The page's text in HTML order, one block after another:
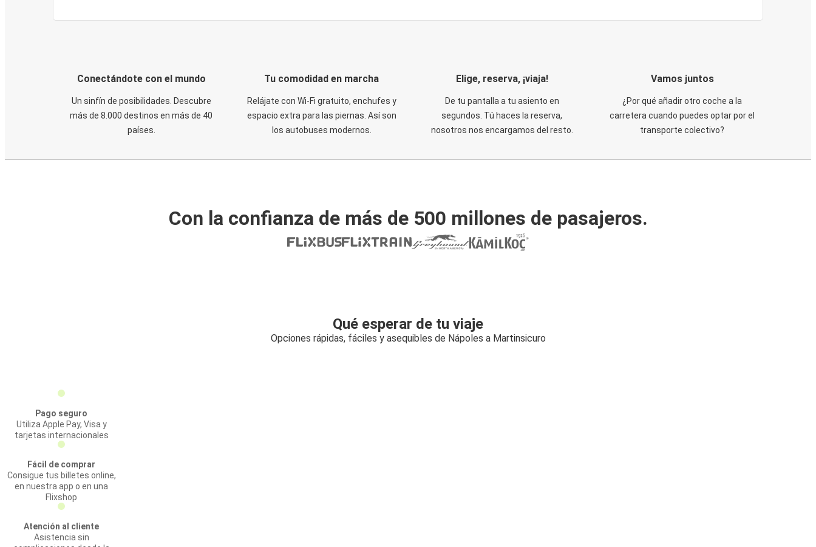
Conectándote con el mundo
Un sinfín de posibilidades. Descubre
más de 8.000 destinos en más de 40
países.
Tu comodidad en marcha
Relájate con Wi-Fi gratuito, enchufes y
espacio extra para las piernas. Así son
los autobuses modernos.
Elige, reserva, ¡viaja!
De tu pantalla a tu asiento en
segundos. Tú haces la reserva,
nosotros nos encargamos del resto.
Vamos juntos
¿Por qué añadir otro coche a la
carretera cuando puedes optar por el
transporte colectivo?
Con la confianza de más de 500 millones de pasajeros.
Qué esperar de tu viaje
Opciones rápidas, fáciles y asequibles de Nápoles a Martinsicuro
Pago seguro
Utiliza Apple Pay, Visa y
tarjetas internacionales
Fácil de comprar
Consigue tus billetes online,
en nuestra app o en una
Flixshop
Atención al cliente
Asistencia sin